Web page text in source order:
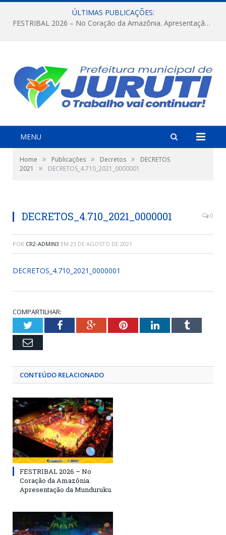
ÚLTIMAS PUBLICAÇÕES:
FESTRIBAL 2026 – No Coração da Amazônia. Apresentação da Munduruku.
MENU
Home » Publicações » Decretos »
DECRETOS
2021
» DECRETOS_4.710_2021_0000001
DECRETOS_4.710_2021_0000001 0
POR CR2-ADMIN3 EM 25 DE AGOSTO DE 2021
DECRETOS_4.710_2021_0000001
COMPARTILHAR:
TwitterFacebookGoogle+PinterestLinkedInTumblr
Email
CONTEÚDO RELACIONADO
FESTRIBAL 2026 – No
Coração da Amazônia.
Apresentação da Munduruku.